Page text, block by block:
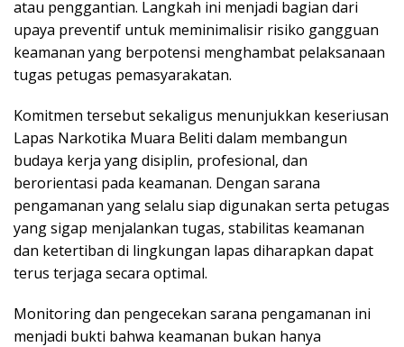
atau penggantian. Langkah ini menjadi bagian dari
upaya preventif untuk meminimalisir risiko gangguan
keamanan yang berpotensi menghambat pelaksanaan
tugas petugas pemasyarakatan.
Komitmen tersebut sekaligus menunjukkan keseriusan
Lapas Narkotika Muara Beliti dalam membangun
budaya kerja yang disiplin, profesional, dan
berorientasi pada keamanan. Dengan sarana
pengamanan yang selalu siap digunakan serta petugas
yang sigap menjalankan tugas, stabilitas keamanan
dan ketertiban di lingkungan lapas diharapkan dapat
terus terjaga secara optimal.
Monitoring dan pengecekan sarana pengamanan ini
menjadi bukti bahwa keamanan bukan hanya